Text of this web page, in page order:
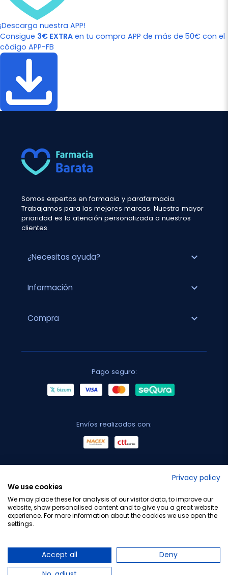
¡Descarga nuestra APP!
Consigue 3€ EXTRA en tu compra APP de más de 50€ con el
código APP-FB
Somos expertos en farmacia y parafarmacia.
Trabajamos para las mejores marcas. Nuestra mayor
prioridad es la atención personalizada a nuestros
clientes.
¿Necesitas ayuda? expand_more
Información expand_more
Compra expand_more
Pago seguro:
Envíos realizados con:
Privacy policy
We use cookies
We may place these for analysis of our visitor data, to improve our
website, show personalised content and to give you a great website
experience. For more information about the cookies we use open the
settings.
Accept all
Deny